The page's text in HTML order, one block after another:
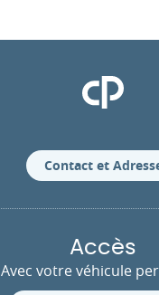
Clinique
Contact et
Accès
Avec votre véhicule